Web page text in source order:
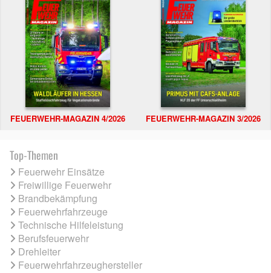
FEUERWEHR-MAGAZIN 4/2026 FEUERWEHR-MAGAZIN 3/2026
Top-Themen
Feuerwehr Einsätze
Freiwillige Feuerwehr
Brandbekämpfung
Feuerwehrfahrzeuge
Technische Hilfeleistung
Berufsfeuerwehr
Drehleiter
Feuerwehrfahrzeughersteller